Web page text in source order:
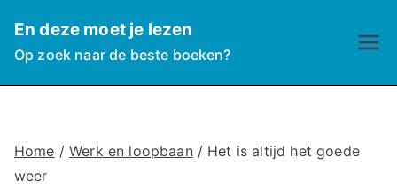
naar
de
inhoud
En deze moet je lezen
Op zoek naar de beste boeken?
Home /Werk en loopbaan/ Het is altijd het goede
weer